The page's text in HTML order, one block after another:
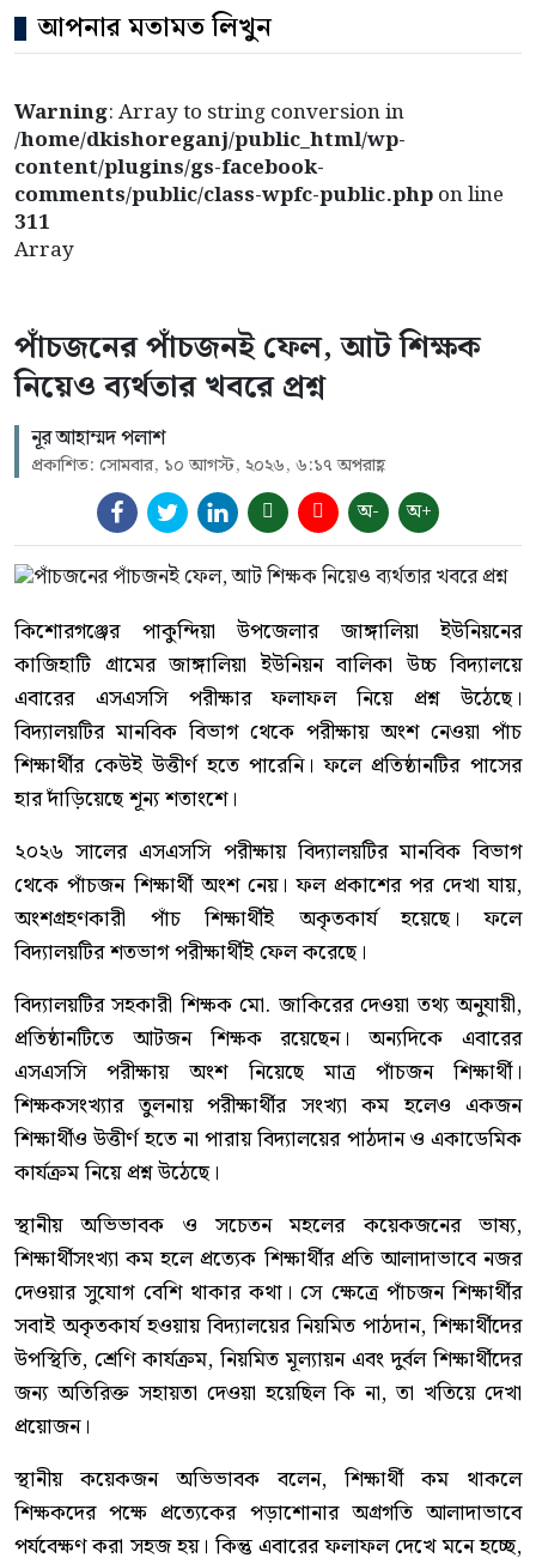
আপনার মতামত লিখুন
Warning: Array to string conversion in
/home/dkishoreganj/public_html/wp-
content/plugins/gs-facebook-
comments/public/class-wpfc-public.phpon line
311
Array
পাঁচজনের পাঁচজনই ফেল, আট শিক্ষক
নিয়েও ব্যর্থতার খবরে প্রশ্ন
নূর আহাম্মদ পলাশ
প্রকাশিত: সোমবার, ১০ আগস্ট, ২০২৬, ৬:১৭ অপরাহ্ণ
অ- অ+
কিশোরগঞ্জের পাকুন্দিয়া উপজেলার জাঙ্গালিয়া ইউনিয়নের
কাজিহাটি গ্রামের জাঙ্গালিয়া ইউনিয়ন বালিকা উচ্চ বিদ্যালয়ে
এবারের এসএসসি পরীক্ষার ফলাফল নিয়ে প্রশ্ন উঠেছে।
বিদ্যালয়টির মানবিক বিভাগ থেকে পরীক্ষায় অংশ নেওয়া পাঁচ
শিক্ষার্থীর কেউই উত্তীর্ণ হতে পারেনি। ফলে প্রতিষ্ঠানটির পাসের
হার দাঁড়িয়েছে শূন্য শতাংশে।
২০২৬ সালের এসএসসি পরীক্ষায় বিদ্যালয়টির মানবিক বিভাগ
থেকে পাঁচজন শিক্ষার্থী অংশ নেয়। ফল প্রকাশের পর দেখা যায়,
অংশগ্রহণকারী পাঁচ শিক্ষার্থীই অকৃতকার্য হয়েছে। ফলে
বিদ্যালয়টির শতভাগ পরীক্ষার্থীই ফেল করেছে।
বিদ্যালয়টির সহকারী শিক্ষক মো. জাকিরের দেওয়া তথ্য অনুযায়ী,
প্রতিষ্ঠানটিতে আটজন শিক্ষক রয়েছেন। অন্যদিকে এবারের
এসএসসি পরীক্ষায় অংশ নিয়েছে মাত্র পাঁচজন শিক্ষার্থী।
শিক্ষকসংখ্যার তুলনায় পরীক্ষার্থীর সংখ্যা কম হলেও একজন
শিক্ষার্থীও উত্তীর্ণ হতে না পারায় বিদ্যালয়ের পাঠদান ও একাডেমিক
কার্যক্রম নিয়ে প্রশ্ন উঠেছে।
স্থানীয় অভিভাবক ও সচেতন মহলের কয়েকজনের ভাষ্য,
শিক্ষার্থীসংখ্যা কম হলে প্রত্যেক শিক্ষার্থীর প্রতি আলাদাভাবে নজর
দেওয়ার সুযোগ বেশি থাকার কথা। সে ক্ষেত্রে পাঁচজন শিক্ষার্থীর
সবাই অকৃতকার্য হওয়ায় বিদ্যালয়ের নিয়মিত পাঠদান, শিক্ষার্থীদের
উপস্থিতি, শ্রেণি কার্যক্রম, নিয়মিত মূল্যায়ন এবং দুর্বল শিক্ষার্থীদের
জন্য অতিরিক্ত সহায়তা দেওয়া হয়েছিল কি না, তা খতিয়ে দেখা
প্রয়োজন।
স্থানীয় কয়েকজন অভিভাবক বলেন, শিক্ষার্থী কম থাকলে
শিক্ষকদের পক্ষে প্রত্যেকের পড়াশোনার অগ্রগতি আলাদাভাবে
পর্যবেক্ষণ করা সহজ হয়। কিন্তু এবারের ফলাফল দেখে মনে হচ্ছে,